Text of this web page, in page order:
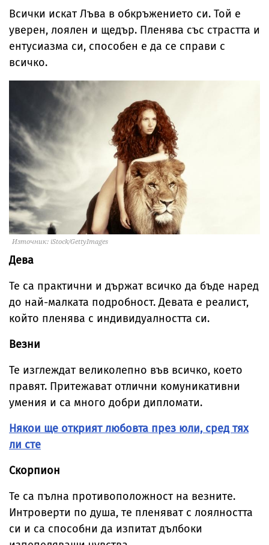
Всички искат Лъва в обкръжението си. Той е
уверен, лоялен и щедър. Пленява със страстта и
ентусиазма си, способен е да се справи с
всичко.
Източник: iStock/GettyImages
Дева
Те са практични и държат всичко да бъде наред
до най-малката подробност. Девата е реалист,
който пленява с индивидуалността си.
Везни
Те изглеждат великолепно във всичко, което
правят. Притежават отлични комуникативни
умения и са много добри дипломати.
Някои ще открият любовта през юли, сред тях
ли сте
Скорпион
Те са пълна противоположност на везните.
Интроверти по душа, те пленяват с лоялността
си и са способни да изпитат дълбоки